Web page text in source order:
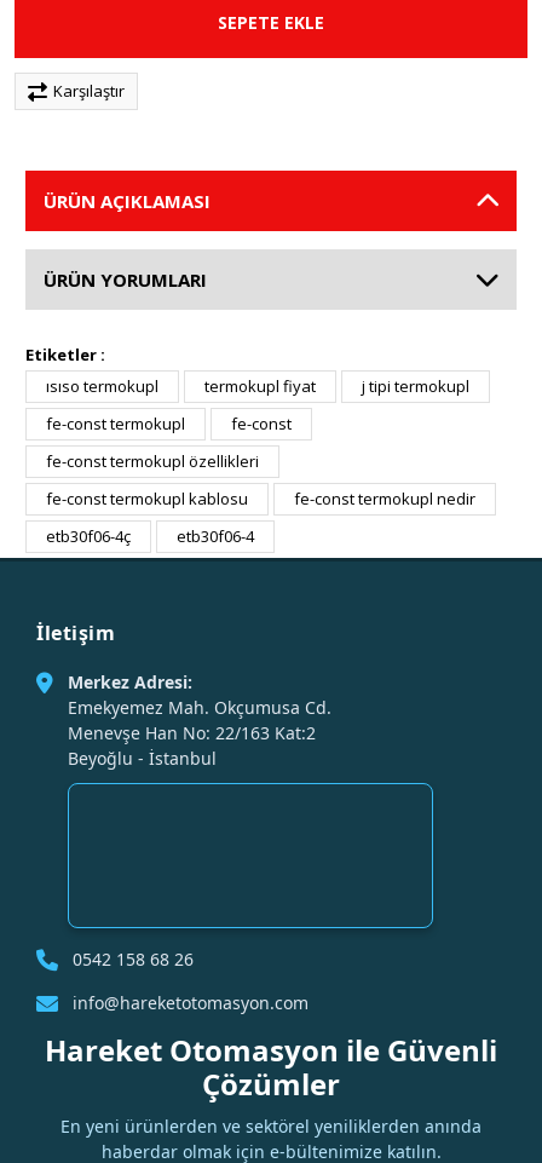
SEPETE EKLE
Karşılaştır
ÜRÜN AÇIKLAMASI
ÜRÜN YORUMLARI
Etiketler :
ısıso termokupl
termokupl fiyat
j tipi termokupl
fe-const termokupl
fe-const
fe-const termokupl özellikleri
fe-const termokupl kablosu
fe-const termokupl nedir
etb30f06-4ç
etb30f06-4
İletişim
Merkez Adresi:
Emekyemez Mah. Okçumusa Cd.
Menevşe Han No: 22/163 Kat:2
Beyoğlu - İstanbul
0542 158 68 26
info@hareketotomasyon.com
Hareket Otomasyon ile Güvenli
Çözümler
En yeni ürünlerden ve sektörel yeniliklerden anında
haberdar olmak için e-bültenimize katılın.